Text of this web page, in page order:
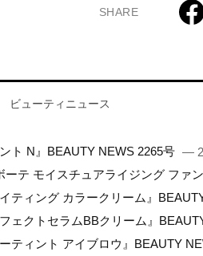
SHARE
ビューティニュース
ト N』BEAUTY NEWS 2265号 —
ーテ モイスチュアライジング ファ
ティング カラークリーム』
ェクトセラムBBクリーム』
ティント アイブロウ』BEAUTY